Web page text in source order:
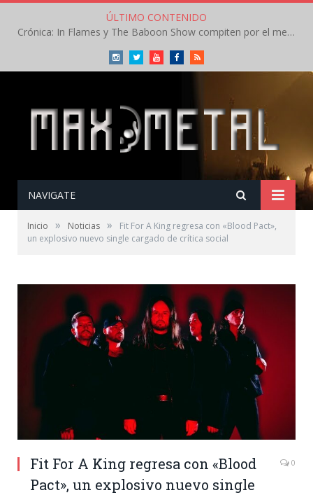
ÚLTIMO CONTENIDO
Crónica: In Flames y The Baboon Show compiten por el mejor concierto del día en el Leyendas del Rock – Viernes – Agosto 2026
InstagramTwitterYoutubeFacebookRSS
NAVIGATE
Inicio » Noticias »
Fit For A King regresa con «Blood Pact»,
un explosivo nuevo single cargado de crítica social
Fit For A King regresa con «Blood
Pact», un explosivo nuevo single
0